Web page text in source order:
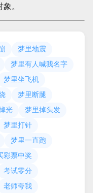
。
梦里地震
梦里有人喊我名字
梦里坐飞机
梦里断腿
光
梦里掉头发
梦里打针
梦里一直跑
彩票中奖
考试零分
老师夸我